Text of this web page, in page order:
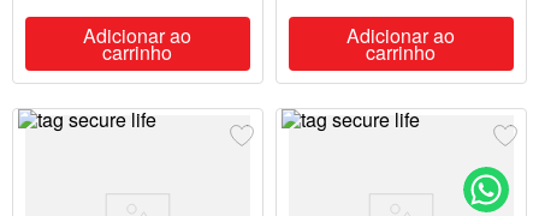
Adicionar ao
carrinho
Adicionar ao
carrinho